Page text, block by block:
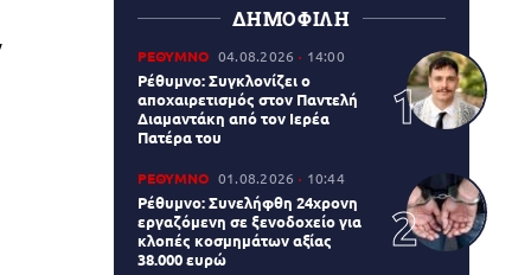
ΔΗΜΟΦΙΛΗ
ΡΕΘΥΜΝΟ 04.08.2026 14:00
Ρέθυμνο: Συγκλονίζει ο
αποχαιρετισμός στον Παντελή
Διαμαντάκη από τον Ιερέα
Πατέρα του
ΡΕΘΥΜΝΟ 01.08.2026 10:44
Ρέθυμνο: Συνελήφθη 24χρονη
εργαζόμενη σε ξενοδοχείο για
κλοπές κοσμημάτων αξίας
38.000 ευρώ